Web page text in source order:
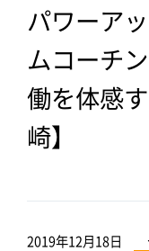
パワーア
ムコーチ
働を体感
崎】
2019年12月18日